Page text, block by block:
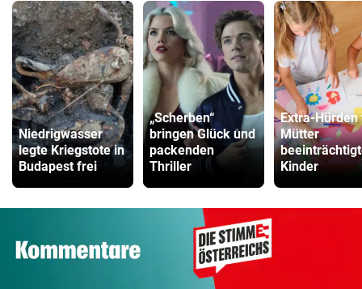
Niedrigwasser
legte Kriegstote in
Budapest frei
„Scherben“
bringen Glück und
packenden
Thriller
Extra-Hürden
Mütter
Kinder